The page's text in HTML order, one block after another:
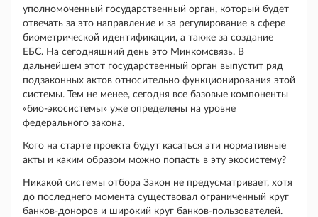
уполномоченный государственный орган, который будет
отвечать за это направление и за регулирование в сфере
биометрической идентификации, а также за создание
ЕБС. На сегодняшний день это Минкомсвязь. В
дальнейшем этот государственный орган выпустит ряд
подзаконных актов относительно функционирования этой
системы. Тем не менее, сегодня все базовые компоненты
«био-экосистемы» уже определены на уровне
федерального закона.
Кого на старте проекта будут касаться эти нормативные
акты и каким образом можно попасть в эту экосистему?
Никакой системы отбора Закон не предусматривает, хотя
до последнего момента существовал ограниченный круг
банков-доноров и широкий круг банков-пользователей.